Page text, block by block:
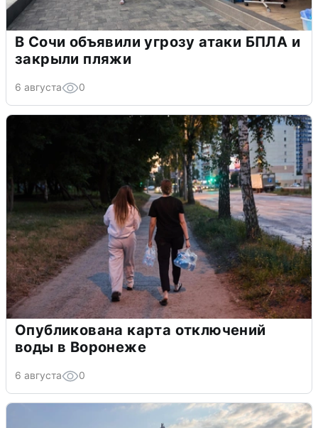
В Сочи объявили угрозу атаки БПЛА и
закрыли пляжи
6 августа 0
Опубликована карта отключений
воды в Воронеже
6 августа 0